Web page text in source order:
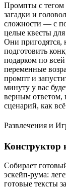
Промпты с тегом
загадки и
сложности — с
целые квесты
Они пригодятся,
подготовить
подарком по
переменные
промпт и
минуту у вас
верным ответом,
сценарий, как
Развлечения и
Конструктор
Собирает
эскейп-рума:
готовые тексты